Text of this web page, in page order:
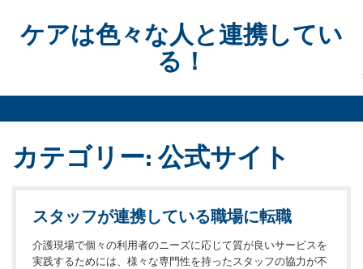
contentケアは色々な人と連携してい
る！
カテゴリー: 公式サイト
スタッフが連携している職場に転職
介護現場で個々の利用者のニーズに応じて質が良いサービスを
実践するためには、様々な専門性を持ったスタッフの協力が不